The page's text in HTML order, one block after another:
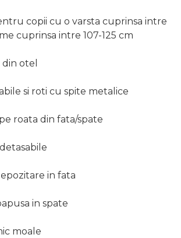
copii cu o varsta cuprinsa intre
cuprinsa intre 107-125 cm
otel
si roti cu spite metalice
roata din fata/spate
in fata
in spate
moale